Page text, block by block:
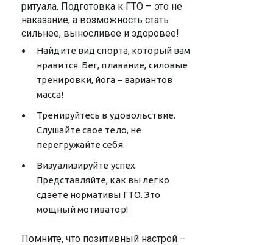
ритуала. Подготовка к ГТО – это не
наказание, а возможность стать
сильнее, выносливее и здоровее!
Найдите вид спорта, который вам
нравится. Бег, плавание, силовые
тренировки, йога – вариантов
масса!
Тренируйтесь в удовольствие.
Слушайте свое тело, не
перегружайте себя.
Визуализируйте успех.
Представляйте, как вы легко
сдаете нормативы ГТО. Это
мощный мотиватор!
Помните, что позитивный настрой –